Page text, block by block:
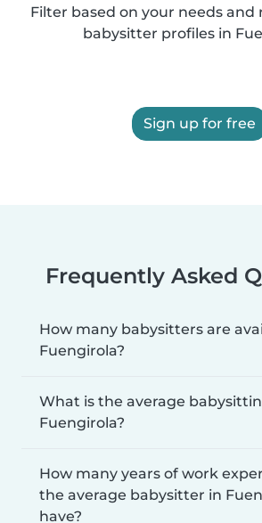
Filter based on your needs and
babysitter profiles in
Sign up for free
Frequently Asked
How many babysitters are
Fuengirola?
What is the average
Fuengirola?
How many years of work
the average babysitter in
have?